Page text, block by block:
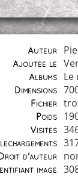
Auteur
Ajoutée le
Albums Le
Dimensions
Fichier
Poids
Visites
d'auteur
image